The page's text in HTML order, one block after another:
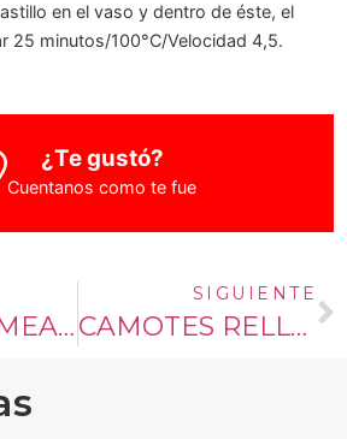
en el vaso y dentro de éste, el
25 minutos/100°C/Velocidad 4,5.
¿Te gustó?
Cuentanos como te fue
ARROZ FLAMEADO CON CHAMPAGNE
SIGUIENTE
CAMOTES RELLENOS